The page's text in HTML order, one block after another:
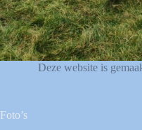
Deze website is
Foto’s